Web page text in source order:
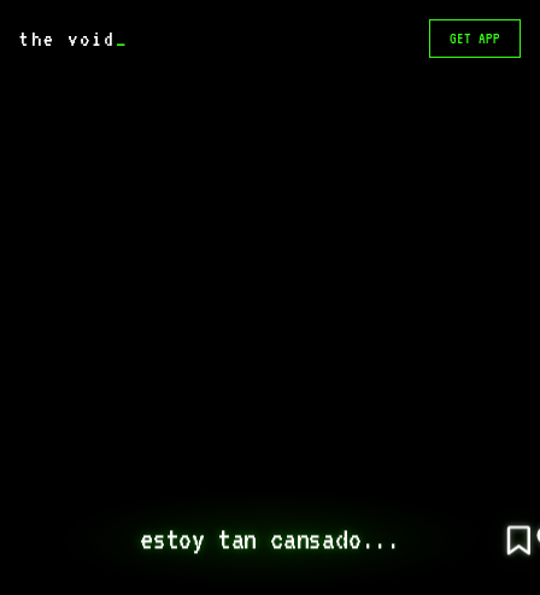
the void _ GET APP
estoy tan cansado...